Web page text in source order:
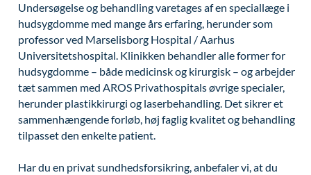
Skræddersyede dropbehandlinger
Før / efter billeder
operationer
Ventetid i det offentlige - Frit sygehusvalg
Undersøgelse og behandling varetages af en speciallæge i
hudsygdomme med mange års erfaring, herunder som
professor ved Marselisborg Hospital / Aarhus
Universitetshospital. Klinikken behandler alle former for
hudsygdomme – både medicinsk og kirurgisk – og arbejder
tæt sammen med AROS Privathospitals øvrige specialer,
herunder plastikkirurgi og laserbehandling. Det sikrer et
sammenhængende forløb, høj faglig kvalitet og behandling
tilpasset den enkelte patient.
Har du en privat sundhedsforsikring, anbefaler vi, at du